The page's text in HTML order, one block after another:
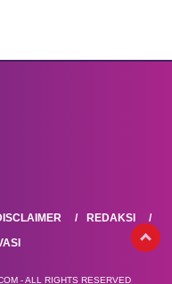
REDAKSI
- ALL RIGHTS RESERVED